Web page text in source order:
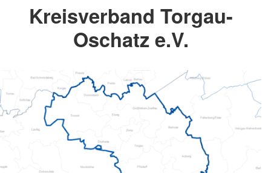
Kreisverband Torgau-
Oschatz e.V.